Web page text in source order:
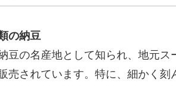
の納豆
豆の名産地として知られ、地元
売されています。特に、細かく刻